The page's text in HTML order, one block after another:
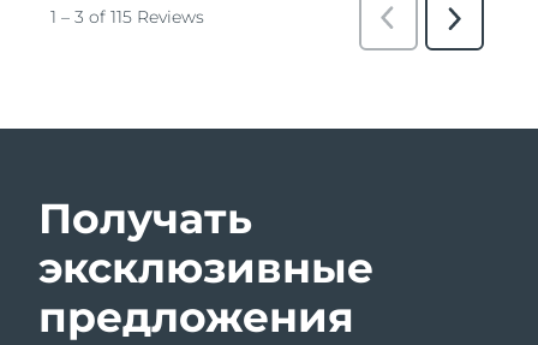
Получать
эксклюзивные
предложения